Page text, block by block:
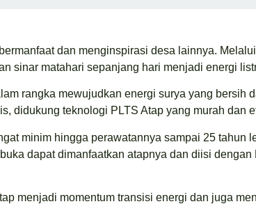
dan menginspirasi desa lainnya.
sinar matahari sepanjang hari menjadi energi
rangka mewujudkan energi surya yang bersih
didukung teknologi PLTS Atap yang murah dan
minim hingga perawatannya sampai 25 tahun
dapat dimanfaatkan atapnya dan diisi dengan
menjadi momentum transisi energi dan juga